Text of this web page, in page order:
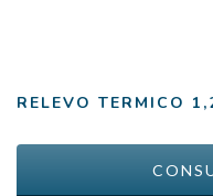
RELEVO TERMICO